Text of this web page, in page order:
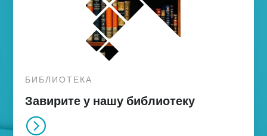
=
БИБЛИОТЕКА
Завирите у нашу библиотеку